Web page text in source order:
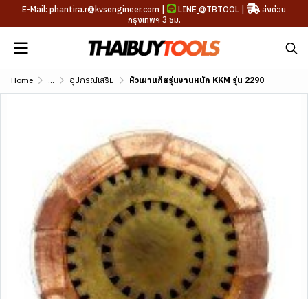
E-Mail: phantira.r@kvsengineer.com | LINE @TBTOOL |
ส่งด่วน
กรุงเทพฯ 3 ชม.
Home ... อุปกรณ์เสริม หัวเผาแก๊สรุ่นงานหนัก KKM รุ่น 2290